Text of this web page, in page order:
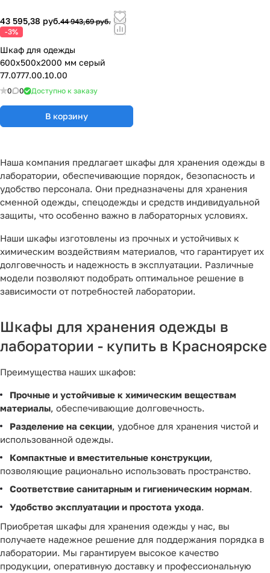
43 595,38 руб.44 943,69 руб.
-3%
Шкаф для одежды
600х500х2000 мм серый
77.0777.00.10.00
0 0 Доступно к заказу
В корзину
Наша компания предлагает шкафы для хранения одежды в
лаборатории, обеспечивающие порядок, безопасность и
удобство персонала. Они предназначены для хранения
сменной одежды, спецодежды и средств индивидуальной
защиты, что особенно важно в лабораторных условиях.
Наши шкафы изготовлены из прочных и устойчивых к
химическим воздействиям материалов, что гарантирует их
долговечность и надежность в эксплуатации. Различные
модели позволяют подобрать оптимальное решение в
зависимости от потребностей лаборатории.
Шкафы для хранения одежды в
лаборатории - купить в Красноярске
Преимущества наших шкафов:
Прочные и устойчивые к химическим веществам
материалы, обеспечивающие долговечность.
Разделение на секции, удобное для хранения чистой и
использованной одежды.
Компактные и вместительные конструкции,
позволяющие рационально использовать пространство.
Соответствие санитарным и гигиеническим нормам.
Удобство эксплуатации и простота ухода.
Приобретая шкафы для хранения одежды у нас, вы
получаете надежное решение для поддержания порядка в
лаборатории. Мы гарантируем высокое качество
продукции, оперативную доставку и профессиональную